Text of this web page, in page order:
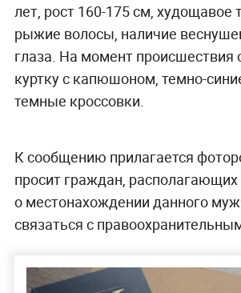
лет, рост 160-175 см, худощавое
рыжие волосы, наличие
глаза. На момент происшествия
куртку с капюшоном, темно-
темные кроссовки.
К сообщению прилагается
просит граждан,
о местонахождении данного
связаться с